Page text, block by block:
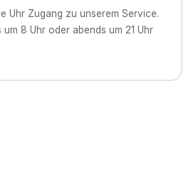
Uhr Zugang zu unserem Service.
um 8 Uhr oder abends um 21 Uhr